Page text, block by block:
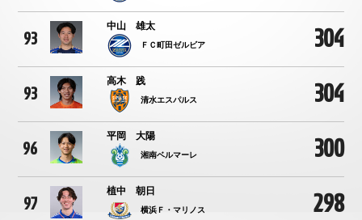
93
中山 雄太
ＦＣ町田ゼルビア 304
93
高木 践
清水エスパルス 304
96
平岡 大陽
湘南ベルマーレ 300
97
植中 朝日
横浜Ｆ・マリノス 298